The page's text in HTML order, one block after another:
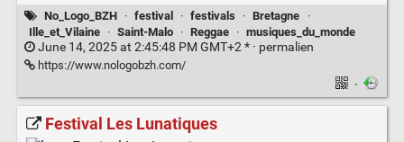
No_Logo_BZH · festival · festivals · Bretagne
·
Ille_et_Vilaine
· Saint-Malo · Reggae · musiques_du_monde
June 14, 2025 at 2:45:48 PM GMT+2 * · permalien
https://www.nologobzh.com/
·
Festival Les Lunatiques